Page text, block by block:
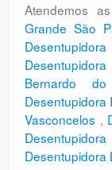
Atendemos
Grande São
Bernardo
Desentupidora
Vasconcelos ,
Desentupidora